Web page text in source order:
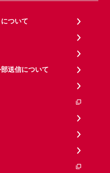
ついて
送信について